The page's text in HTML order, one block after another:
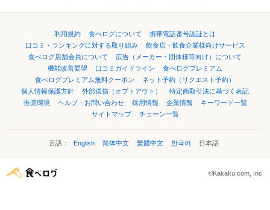
利用規約 食べログについて
携帯電話番号認証とは
口コミ・ランキングに対する取り組み
飲食店・飲食企業様向けサービス
食べログ店舗会員について
広告（メーカー・団体様等向け）について
機能改善要望
口コミガイドライン
食べログプレミアム
食べログプレミアム無料クーポン
ネット予約（リクエスト予約）
個人情報保護方針
外部送信（オプトアウト）
特定商取引法に基づく表記
推奨環境
ヘルプ・お問い合わせ 採用情報 企業情報
キーワード一覧
サイトマップ
チェーン一覧
言語： English 简体中文 繁體中文 한국어 日本語
©Kakaku.com, Inc.